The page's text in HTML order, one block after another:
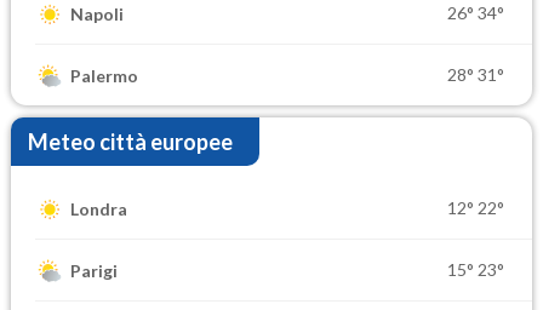
Napoli 26° 34°
Palermo 28° 31°
Meteo città europee
Londra 12° 22°
Parigi 15° 23°